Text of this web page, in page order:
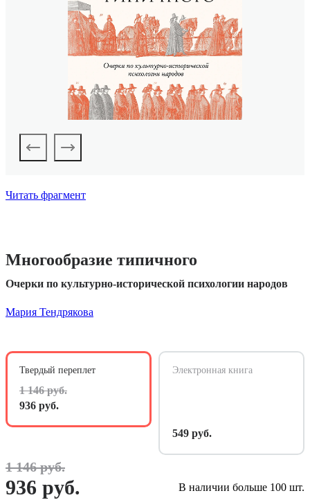
Читать фрагмент
Многообразие типичного
Очерки по культурно-исторической психологии народов
Мария Тендрякова
Твердый переплет
1 146 руб.
936 руб.
Электронная книга
549 руб.
1 146 руб.
936 руб. В наличии больше 100 шт.